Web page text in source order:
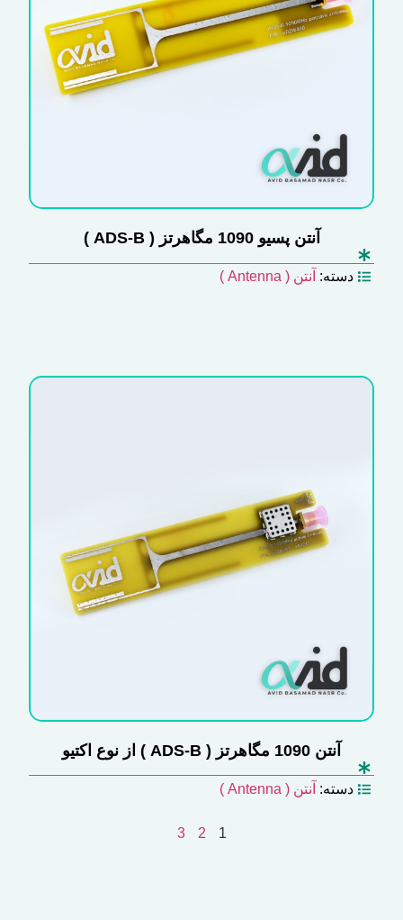
آنتن پسیو 1090 مگاهرتز ( ADS-B )
دسته: آنتن ( Antenna )
آنتن 1090 مگاهرتز ( ADS-B ) از نوع اکتیو
دسته: آنتن ( Antenna )
1
2
3